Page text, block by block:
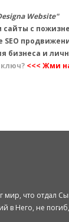
Website"
с
SEO
бизнеса и
<<< Жми
мир, что отдал
в Него, не